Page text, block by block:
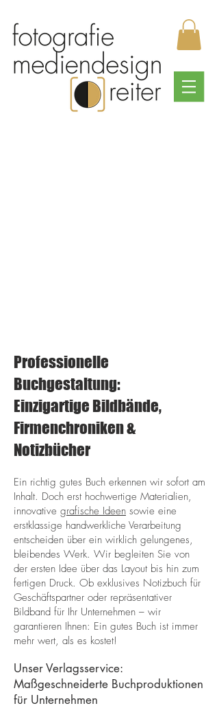
Professionelle
Buchgestaltung:
Einzigartige Bildbände,
Firmenchroniken &
Notizbücher
Ein richtig gutes Buch erkennen wir sofort am
Inhalt. Doch erst hochwertige Materialien,
innovative grafische Ideen sowie eine
erstklassige handwerkliche Verarbeitung
entscheiden über ein wirklich gelungenes,
bleibendes Werk. Wir begleiten Sie von
der ersten Idee über das Layout bis hin zum
fertigen Druck. Ob exklusives Notizbuch für
Geschäftspartner oder repräsentativer
Bildband für Ihr Unternehmen – wir
garantieren Ihnen: Ein gutes Buch ist immer
mehr wert, als es kostet!
Unser Verlagsservice:
Maßgeschneiderte Buchproduktionen
für Unternehmen